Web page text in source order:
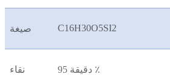
صيغة C16H30O5SI2
نقاء دقيقة 95 ٪